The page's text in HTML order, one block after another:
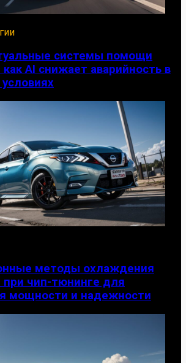
системы помощи
AI снижает аварийность в
методы охлаждения
при чип-тюнинге для
мощности и надежности